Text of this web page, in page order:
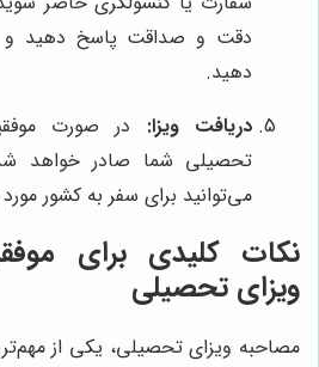
دقت و صداقت پاسخ دهید و
دهید.
دریافت ویزا: در صورت
تحصیلی شما صادر خواهد
می‌توانید برای سفر به کشور
نکات کلیدی برای
ویزای تحصیلی
مصاحبه ویزای تحصیلی، یکی از